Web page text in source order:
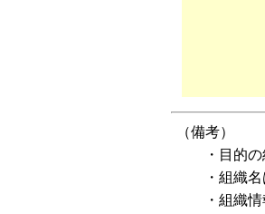
（備考）
・目的
・組織
・組織